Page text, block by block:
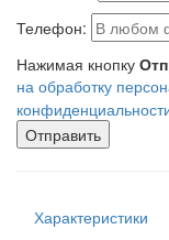
Телефон:
Нажимая кнопку
на обработку
Отправить
Характеристики